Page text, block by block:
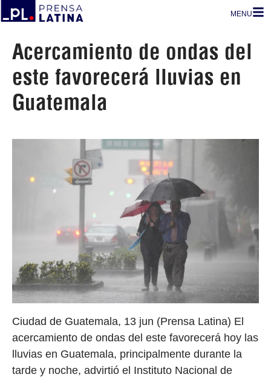
MENU
Acercamiento de ondas del
este favorecerá lluvias en
Guatemala
Ciudad de Guatemala, 13 jun (Prensa Latina) El
acercamiento de ondas del este favorecerá hoy las
lluvias en Guatemala, principalmente durante la
tarde y noche, advirtió el Instituto Nacional de